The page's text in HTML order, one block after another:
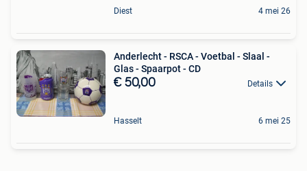
Diest 4 mei 26
Anderlecht - RSCA - Voetbal - Slaal -
Glas - Spaarpot - CD
€ 50,00 Details
Hasselt 6 mei 25